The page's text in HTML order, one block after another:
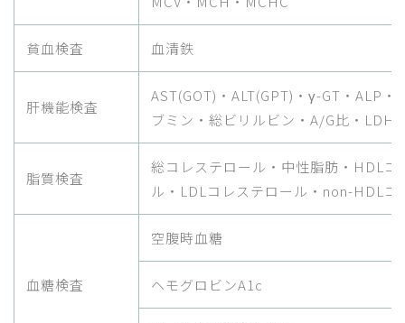
貧血検査 血清鉄
肝機能検査
AST(GOT)・ALT(GPT)・γ-GT・ALP・
ブミン・総ビリルビン・A/G比・LDH
脂質検査
総コレステロール・中性脂肪・HDLコ
ル・LDLコレステロール・non-HDLコ
血糖検査
空腹時血糖
ヘモグロビンA1c